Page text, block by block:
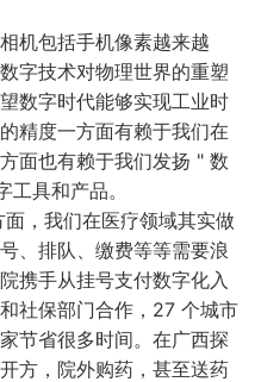
机包括手机像素越来越
字技术对物理世界的重塑
数字时代能够实现工业时
精度一方面有赖于我们在
面也有赖于我们发扬 " 数
具和产品。
，我们在医疗领域其实做
、排队、缴费等等需要浪
携手从挂号支付数字化入
社保部门合作，27 个城市
节省很多时间。在广西探
方，院外购药，甚至送药